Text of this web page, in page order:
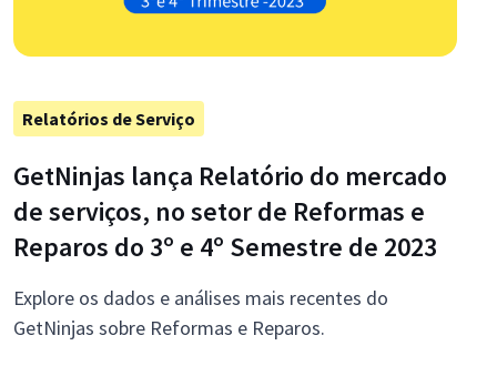
Relatórios de Serviço
GetNinjas lança Relatório do mercado
de serviços, no setor de Reformas e
Reparos do 3º e 4º Semestre de 2023
Explore os dados e análises mais recentes do
GetNinjas sobre Reformas e Reparos.